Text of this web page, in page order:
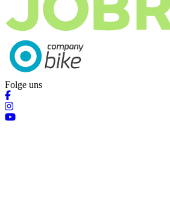
Folge uns